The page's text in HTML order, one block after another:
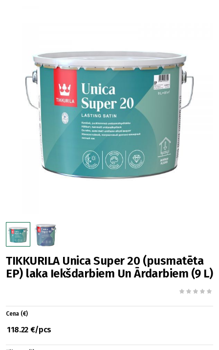
TIKKURILA Unica Super 20 (pusmatēta
EP) laka Iekšdarbiem Un Ārdarbiem (9 L)
Cena (€)
118.22 €/pcs